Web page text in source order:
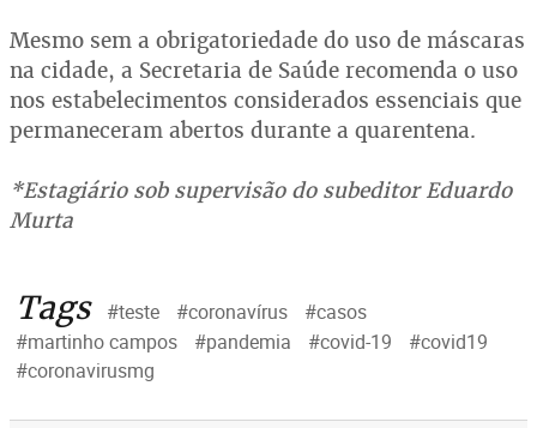
Mesmo sem a obrigatoriedade do uso de máscaras
na cidade, a Secretaria de Saúde recomenda o uso
nos estabelecimentos considerados essenciais que
permaneceram abertos durante a quarentena.
*Estagiário sob supervisão do subeditor Eduardo
Murta
Tags #teste #coronavírus
#casos
#martinho campos
#pandemia #covid-19
#covid19
#coronavirusmg